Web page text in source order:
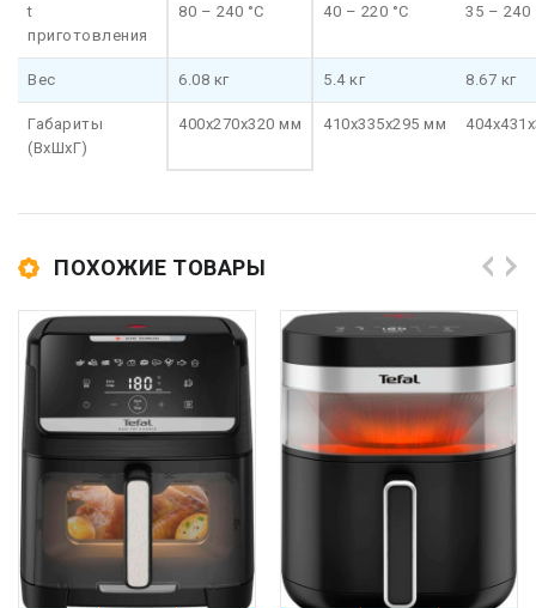
t
приготовления
80 – 240 °С 40 – 220 °С 35 – 240
Вес 6.08 кг 5.4 кг 8.67 кг
Габариты
(ВхШхГ)
400х270х320 мм 410х335х295 мм
ПОХОЖИЕ ТОВАРЫ